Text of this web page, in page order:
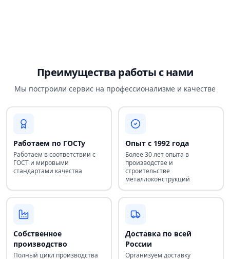
Преимущества работы с нами
Мы построили сервис на профессионализме и качестве
Работаем по ГОСТу
Работаем в соответствии с
ГОСТ и мировыми
стандартами качества
Опыт с 1992 года
Более 30 лет опыта в
производстве и
строительстве
металлоконструкций
Собственное
производство
Полный цикл производства
Доставка по всей
России
Организуем доставку